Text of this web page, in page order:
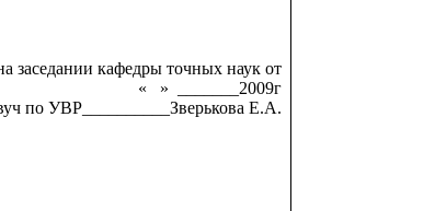
заседании кафедры точных наук от
по УВР__________Зверькова Е.А.